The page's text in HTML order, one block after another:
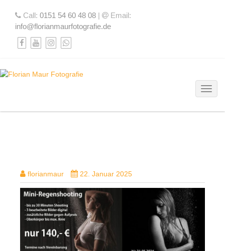
Call: 0151 54 60 48 08 |
Email:
info@florianmaurfotografie.de
florianmaur 22. Januar 2025